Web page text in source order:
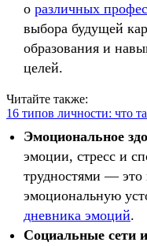
о различных
выбора будущей
образования и
целей.
Читайте также:
16 типов личности: что
Эмоциональное
эмоции, стресс и
трудностями — это
эмоциональную
дневника эмоций.
Социальные сети